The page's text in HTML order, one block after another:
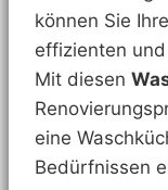
können Sie
effizienten
Mit diesen
eine
Bedürfnissen